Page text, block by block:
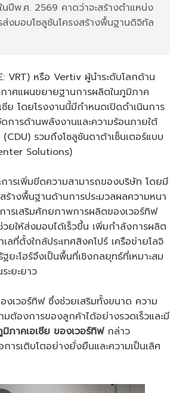
ปีพ.ศ. 2569 คาดว่าจะสร้างตำแหน่ง
งมอบโซลูชันโครงสร้างพื้นฐานดิจิทัล
VRT) หรือ Vertiv ผู้นำระดับโลกด้าน
าศแผนขยายฐานการผลิตในภูมิภาค
ซีย โดยโรงงานนี้มีกำหนดเปิดดำเนินการ
การด้านพลังงานและความร้อนภายใต้
รวมถึงโซลูชันดาต้าเซ็นเตอร์แบบ
Solutions)
ารเพิ่มขีดความสามารถของบริษัท โดยมี
ร้างพื้นฐานด้านการประมวลผลความหนา
ารเสริมศักยภาพการผลิตของเวอร์ทิฟ
ยให้ส่งมอบได้เร็วขึ้น เพิ่มกำลังการผลิต
ที่ตั้งใกล้ประเทศสิงคโปร์ เครือข่ายโลจิ
ะโฮร์จึงเป็นพื้นที่เชิงกลยุทธ์ที่เหมาะสม
ะยะยาว
งเวอร์ทิฟ ซึ่งช่วยเสริมทั้งขนาด ความ
ต้องการของลูกค้าได้อย่างรวดเร็วและมี
ภาคเอเชีย ของเวอร์ทิฟกล่าว
รเติบโตอย่างยั่งยืนและความเป็นเลิศ